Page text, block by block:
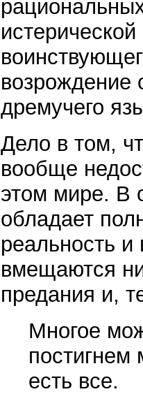
возрождение
дремучего
Дело в том,
вообще
этом мире. В
обладает
реальность
вмещаются
предания и,
Многое
есть все.